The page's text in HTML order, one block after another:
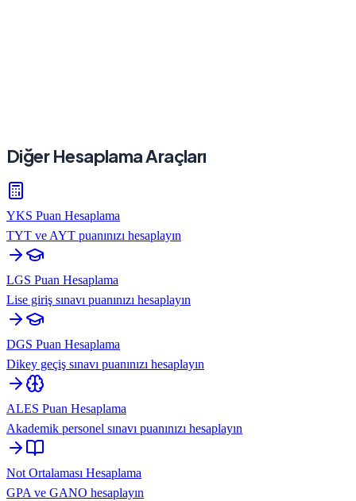
Diğer Hesaplama Araçları
YKS Puan Hesaplama
TYT ve AYT puanınızı hesaplayın
LGS Puan Hesaplama
Lise giriş sınavı puanınızı hesaplayın
DGS Puan Hesaplama
Dikey geçiş sınavı puanınızı hesaplayın
ALES Puan Hesaplama
Akademik personel sınavı puanınızı hesaplayın
Not Ortalaması Hesaplama
GPA ve GANO hesaplayın